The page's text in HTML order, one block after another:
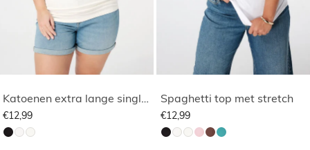
Katoenen extra lange singlet
€12,99
Spaghetti top met stretch
€12,99